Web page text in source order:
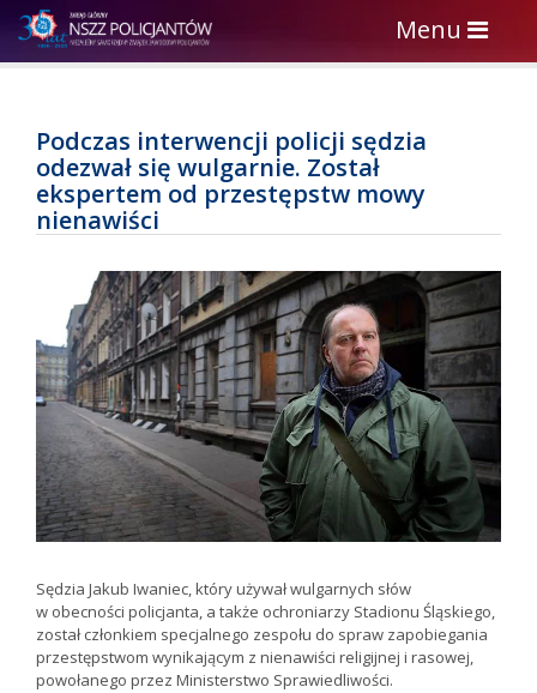
Toggle
navigation
Menu
Podczas interwencji policji sędzia
odezwał się wulgarnie. Został
ekspertem od przestępstw mowy
nienawiści
Sędzia Jakub Iwaniec, który używał wulgarnych słów
w obecności policjanta, a także ochroniarzy Stadionu Śląskiego,
został członkiem specjalnego zespołu do spraw zapobiegania
przestępstwom wynikającym z nienawiści religijnej i rasowej,
powołanego przez Ministerstwo Sprawiedliwości.